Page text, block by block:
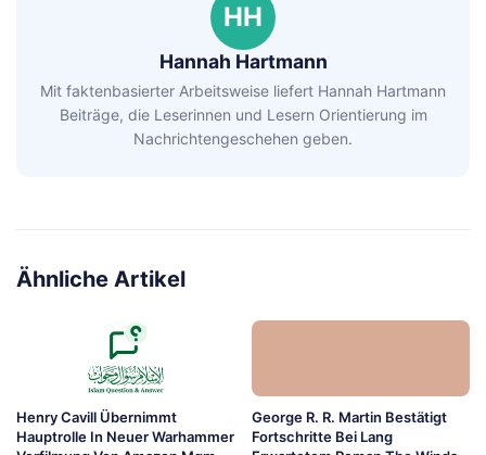
HH
Hannah Hartmann
Mit faktenbasierter Arbeitsweise liefert Hannah Hartmann
Beiträge, die Leserinnen und Lesern Orientierung im
Nachrichtengeschehen geben.
Ähnliche Artikel
Henry Cavill Übernimmt
Hauptrolle In Neuer Warhammer
George R. R. Martin Bestätigt
Fortschritte Bei Lang